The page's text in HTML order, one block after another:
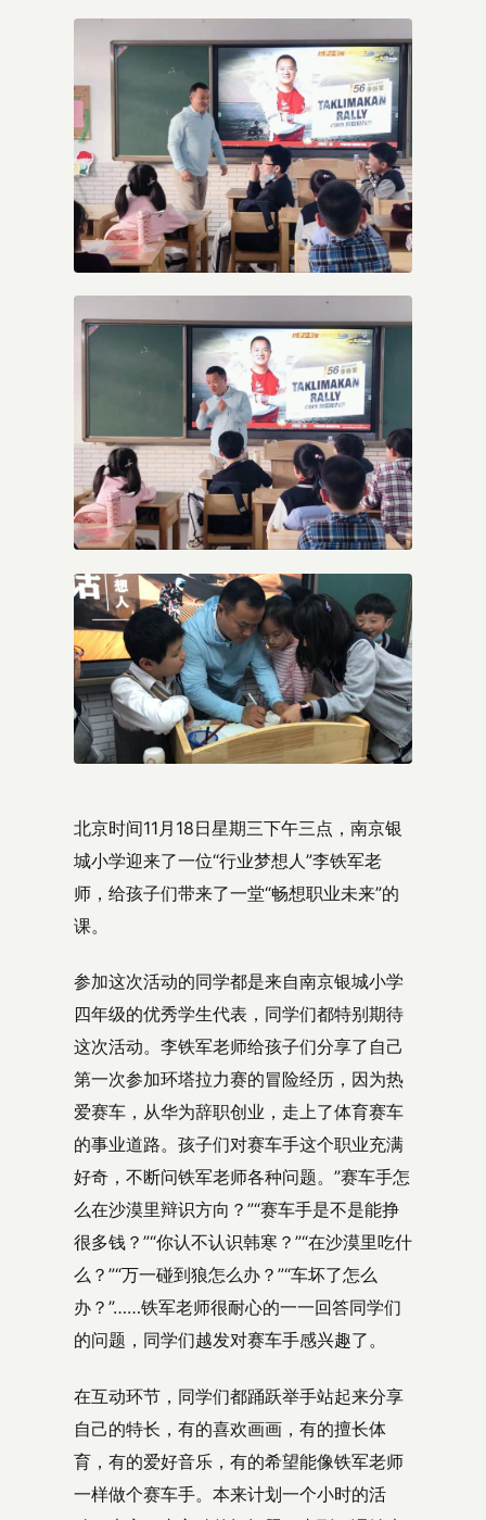
北京时间11月18日星期三下午三点，南京银
城小学迎来了一位“行业梦想人”李铁军老
师，给孩子们带来了一堂“畅想职业未来”的
课。
参加这次活动的同学都是来自南京银城小学
四年级的优秀学生代表，同学们都特别期待
这次活动。李铁军老师给孩子们分享了自己
第一次参加环塔拉力赛的冒险经历，因为热
爱赛车，从华为辞职创业，走上了体育赛车
的事业道路。孩子们对赛车手这个职业充满
好奇，不断问铁军老师各种问题。”赛车手怎
么在沙漠里辩识方向？”“赛车手是不是能挣
很多钱？”“你认不认识韩寒？”“在沙漠里吃什
么？”“万一碰到狼怎么办？”“车坏了怎么
办？”……铁军老师很耐心的一一回答同学们
的问题，同学们越发对赛车手感兴趣了。
在互动环节，同学们都踊跃举手站起来分享
自己的特长，有的喜欢画画，有的擅长体
育，有的爱好音乐，有的希望能像铁军老师
一样做个赛车手。本来计划一个小时的活